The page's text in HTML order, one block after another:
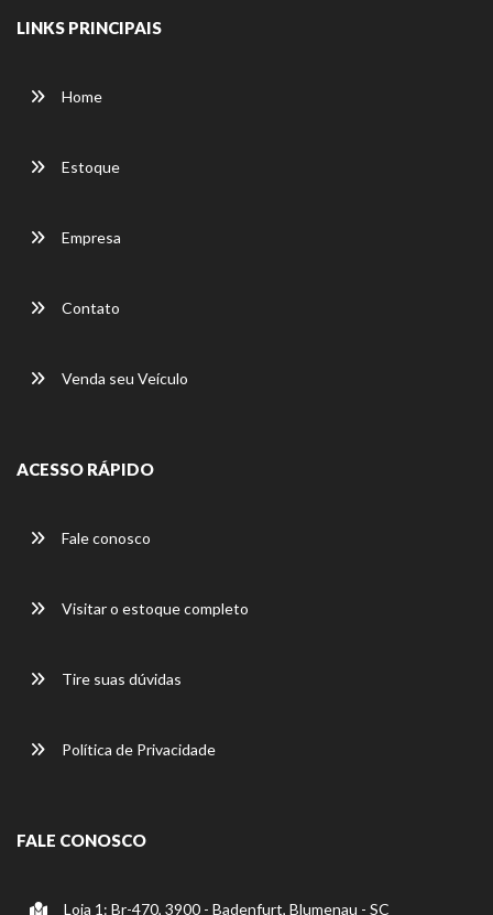
LINKS PRINCIPAIS
Home
Estoque
Empresa
Contato
Venda seu Veículo
ACESSO RÁPIDO
Fale conosco
Visitar o estoque completo
Tire suas dúvidas
Política de Privacidade
FALE CONOSCO
Loja 1: Br-470, 3900 - Badenfurt, Blumenau - SC